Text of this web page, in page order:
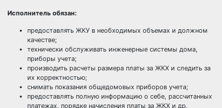
Исполнитель обязан:
предоставлять ЖКУ в необходимых объемах и должном
качестве;
технически обслуживать инженерные системы дома,
приборы учета;
производить расчеты размера платы за ЖКХ и следить за
их корректностью;
снимать показания общедомовых приборов учета;
предоставлять полную информацию о себе, рассчитанных
платежах, порядке начисления платы за ЖКХ и др.